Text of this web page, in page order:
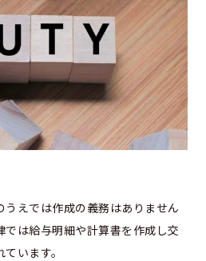
えでは作成の義務はありません
は給与明細や計算書を作成し交
います。